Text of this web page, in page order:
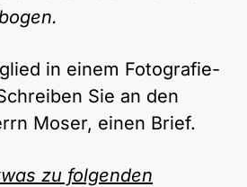
in einem Fotografie-
Sie an den
Moser, einen Brief.
zu folgenden